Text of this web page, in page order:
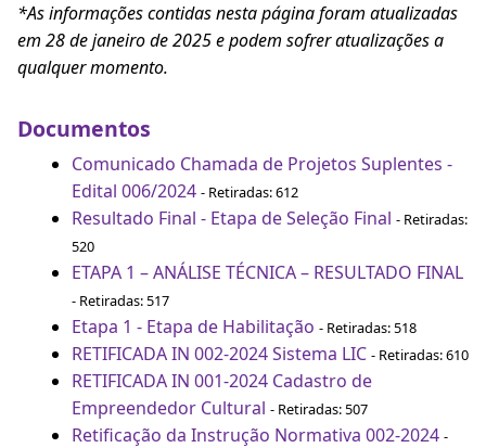
*As informações contidas nesta página foram atualizadas
em 28 de janeiro de 2025 e podem sofrer atualizações a
qualquer momento.
Documentos
Comunicado Chamada de Projetos Suplentes -
Edital 006/2024 - Retiradas: 612
Resultado Final - Etapa de Seleção Final - Retiradas:
520
ETAPA 1 – ANÁLISE TÉCNICA – RESULTADO FINAL
- Retiradas: 517
Etapa 1 - Etapa de Habilitação - Retiradas: 518
RETIFICADA IN 002-2024 Sistema LIC - Retiradas: 610
RETIFICADA IN 001-2024 Cadastro de
Empreendedor Cultural - Retiradas: 507
Retificação da Instrução Normativa 002-2024 -